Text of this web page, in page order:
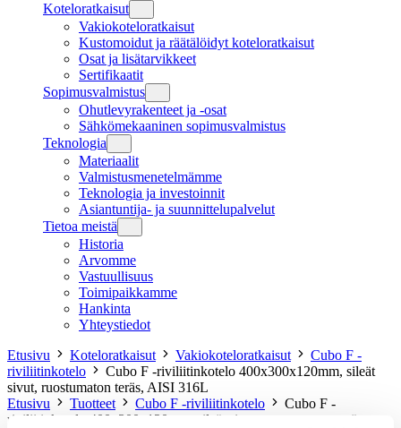
Koteloratkaisut
Vakiokoteloratkaisut
Kustomoidut ja räätälöidyt koteloratkaisut
Osat ja lisätarvikkeet
Sertifikaatit
Sopimusvalmistus
Ohutlevyrakenteet ja -osat
Sähkömekaaninen sopimusvalmistus
Teknologia
Materiaalit
Valmistusmenetelmämme
Teknologia ja investoinnit
Asiantuntija- ja suunnittelupalvelut
Tietoa meistä
Historia
Arvomme
Vastuullisuus
Toimipaikkamme
Hankinta
Yhteystiedot
Etusivu
Koteloratkaisut Vakiokoteloratkaisut
Cubo F -
riviliitinkotelo
Cubo F -riviliitinkotelo 400x300x120mm, sileät
sivut, ruostumaton teräs, AISI 316L
Etusivu
Tuotteet Cubo F -riviliitinkotelo
Cubo F -
riviliitinkotelo 400x300x120mm, sileät sivut, ruostumaton teräs,